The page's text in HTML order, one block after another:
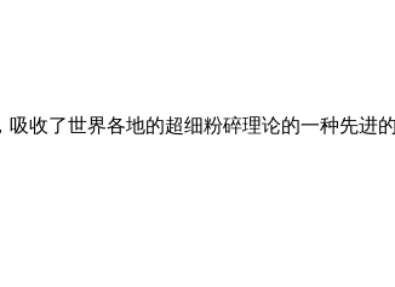
收了世界各地的超细粉碎理论的一种先进